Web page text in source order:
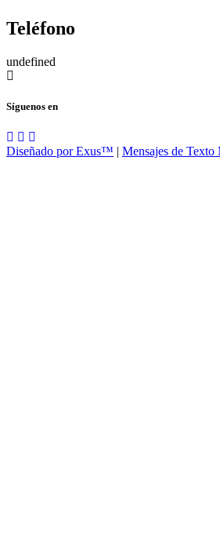
Teléfono
undefined
Síguenos en
Diseñado por Exus™ | Mensajes de Texto